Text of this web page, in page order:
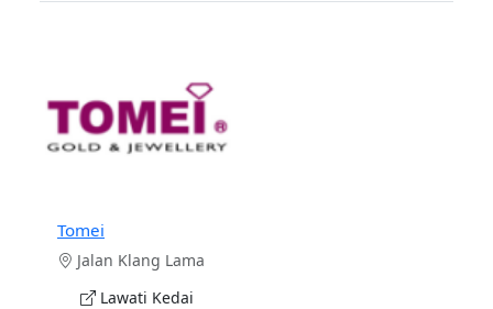
Tomei
Jalan Klang Lama
Lawati Kedai